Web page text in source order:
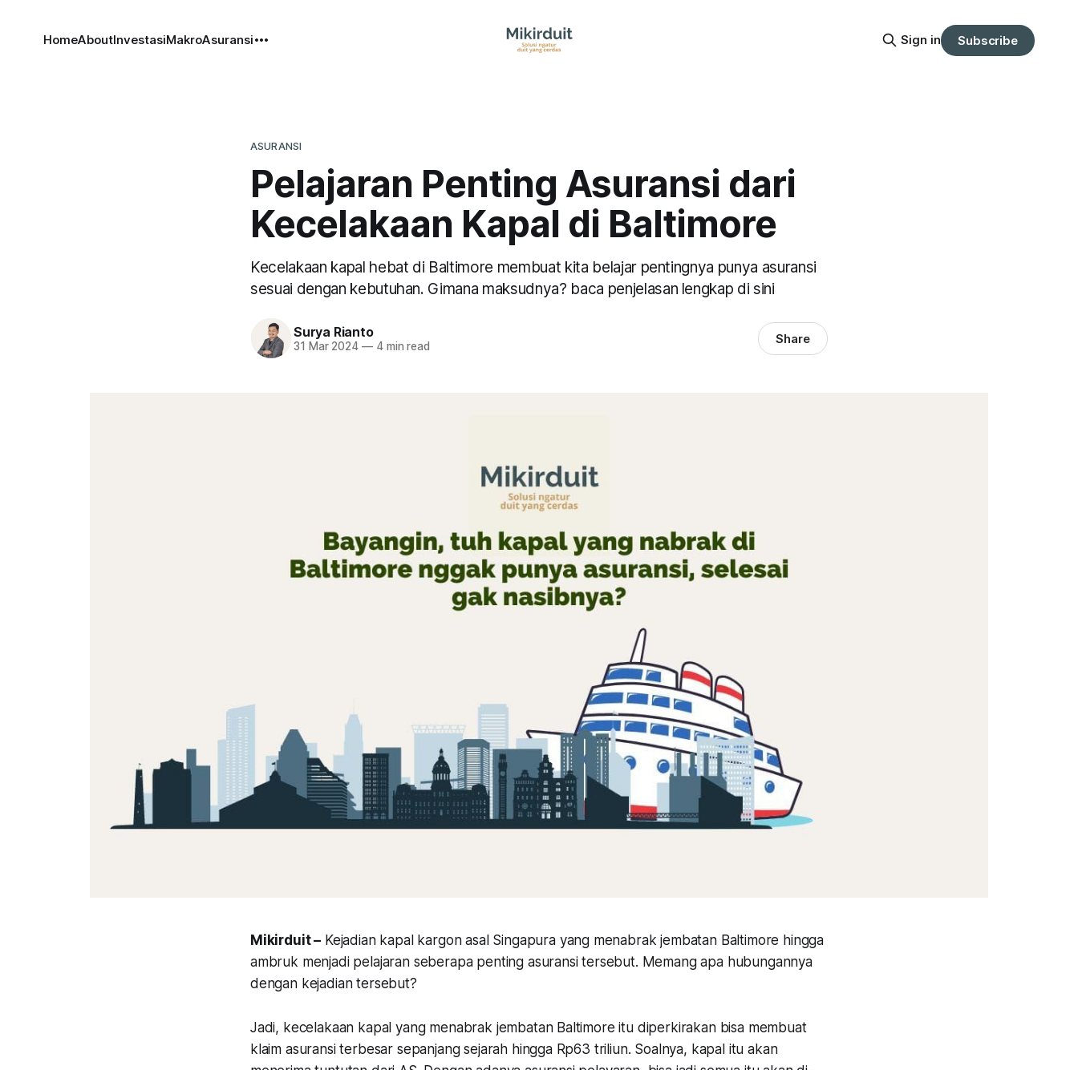
HomeAboutInvestasiMakroAsuransi Sign in Subscribe
ASURANSI
Pelajaran Penting Asuransi dari
Kecelakaan Kapal di Baltimore
Kecelakaan kapal hebat di Baltimore membuat kita belajar pentingnya punya asuransi
sesuai dengan kebutuhan. Gimana maksudnya? baca penjelasan lengkap di sini
Surya Rianto
31 Mar 2024 —4 min read Share
Mikirduit – Kejadian kapal kargon asal Singapura yang menabrak jembatan Baltimore hingga
ambruk menjadi pelajaran seberapa penting asuransi tersebut. Memang apa hubungannya
dengan kejadian tersebut?
Jadi, kecelakaan kapal yang menabrak jembatan Baltimore itu diperkirakan bisa membuat
klaim asuransi terbesar sepanjang sejarah hingga Rp63 triliun. Soalnya, kapal itu akan